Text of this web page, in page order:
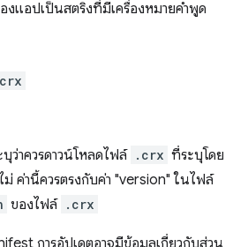
งแอปเป็นสตริงที่มีเครื่องหมายคำพูด
ว่าควรดาวน์โหลดไฟล์ .crx ที่ระบุโดย
ม่ ค่านี้ควรตรงกับค่า "version" ในไฟล์
ของไฟล์ .crx
การอัปเดตอาจมีข้อมูลเกี่ยวกับส่วน